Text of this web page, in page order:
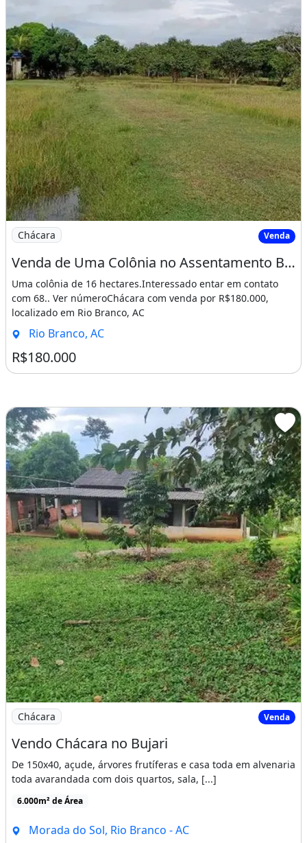
Imagem: Venda de Uma Colônia no Assentamento Barro
Chácara Venda
Venda de Uma Colônia no Assentamento Barro Alto
Uma colônia de 16 hectares.Interessado entar em contato
com 68.. Ver númeroChácara com venda por R$180.000,
localizado em Rio Branco, AC
Rio Branco, AC
R$180.000
Imagem: Vendo Chácara no Bujari
Chácara Venda
Vendo Chácara no Bujari
De 150x40, açude, árvores frutíferas e casa toda em alvenaria
toda avarandada com dois quartos, sala, [...]
6.000m² de Área
Morada do Sol, Rio Branco - AC